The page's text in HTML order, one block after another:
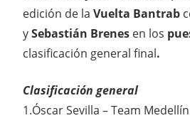
edición de la Vuelta Bantrab
ySebastián Brenes en los
clasificación general final.
Clasificación general
1.Óscar Sevilla – Team